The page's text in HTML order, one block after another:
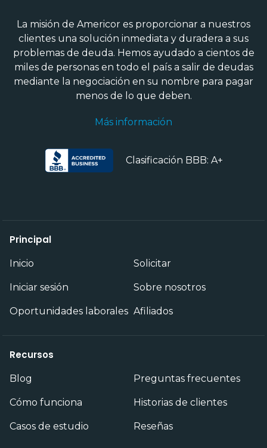
La misión de Americor es proporcionar a nuestros
clientes una solución inmediata y duradera a sus
problemas de deuda. Hemos ayudado a cientos de
miles de personas en todo el país a salir de deudas
mediante la negociación en su nombre para pagar
menos de lo que deben.
Más información
Clasificación BBB: A+
Principal
Inicio Solicitar
Iniciar sesión Sobre nosotros
Oportunidades laborales Afiliados
Recursos
Blog Preguntas frecuentes
Cómo funciona Historias de clientes
Casos de estudio Reseñas